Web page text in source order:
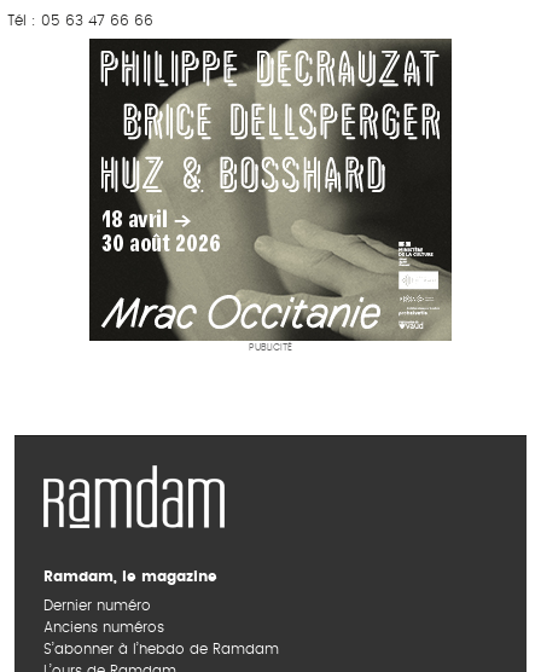
Tél : 05 63 47 66 66
PUBLICITÉ
Ramdam, le magazine
Dernier numéro
Anciens numéros
S’abonner à l’hebdo de Ramdam